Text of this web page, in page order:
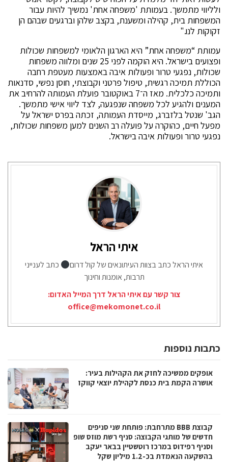
ולליווי מתמשך. בעמותת 'משפחה אחת' נמשיך להיות עבור
המשפחות בית, קהילה ומשענת, בקצב שלהן וברגעים שבהם הן
זקוקות לנו."
עמותת “משפחה אחת” היא הארגון הלאומי למשפחות שכולות
ופצועים בישראל. היא הוקמה לפני 25 שנים ומלווה משפחות
שכולות, נפגעי טרור ופעולות איבה באמצעות מעטפת רחבה
הכוללת תמיכה רגשית, טיפול פרטני וקבוצתי, חוסן נפשי, סדנאות
ותמיכה כלכלית. מאז ה־7 באוקטובר פועלת העמותה להרחיב את
המענים ולהגיע לכל משפחה שנפגעה, לצד ליווי אישי מתמשך.
הגב' שנטל בלזברג, מייסדת העמותה, זכתה בפרס ישראל על
מפעל חיים, כהוקרה על פועלה רב השנים למען משפחות שכולות,
נפגעי טרור ופעולות איבה בישראל.
איתי הראל
איתי הראל כתב בצוות העיתונאים של קול דרום
כתב לענייני
תרבות, אומנות וחינוך
צור קשר עם איתי הראל דרך המייל האדום:
office@mekomonet.co.il
כתבות נוספות
אופקים ממשיכה לחזק את הקהילות בעיר:
אושרה הקמת בית כנסת לקהילת יוצאי קווקז
קבוצת BBB מתרחבת: פותחת שני סניפים
חדשים של מותגי הקבוצה: סניף רשת מוזס שופ
וסניף רפידוס במרכז רוטשטיין בבאר יעקב
בהשקעה הנאמדת בכ-1.2 מיליון שקל